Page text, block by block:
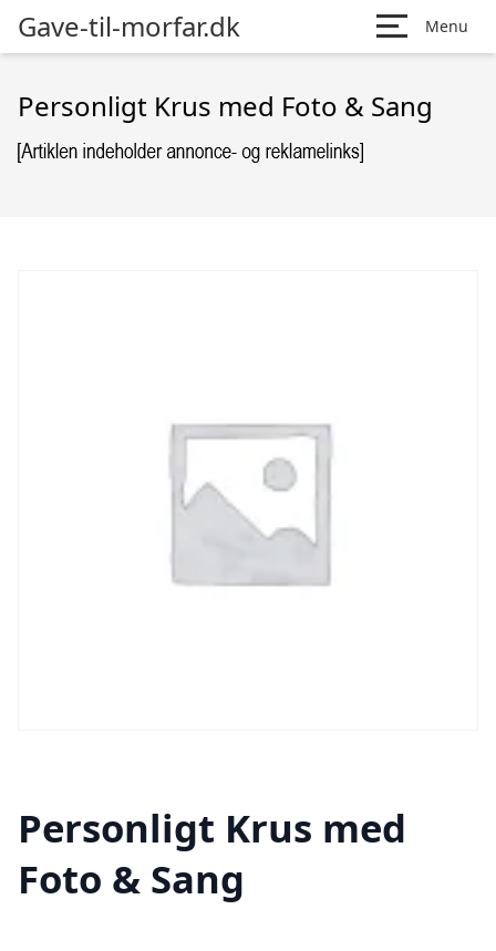
Gave-til-morfar.dk Menu
Personligt Krus med Foto & Sang
Personligt Krus med
Foto & Sang